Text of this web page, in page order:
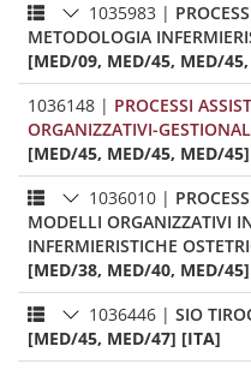
1035983 |
METODOLOGIA
[MED/09, MED/45, MED/
1036148 | PROCESSI
ORGANIZZATIVI-
[MED/45, MED/45, MED/
1036010 |
MODELLI ORGANIZZATIVI
INFERMIERISTICHE
[MED/38, MED/40, MED/
1036446 | SIO
[MED/45, MED/47] [ITA]